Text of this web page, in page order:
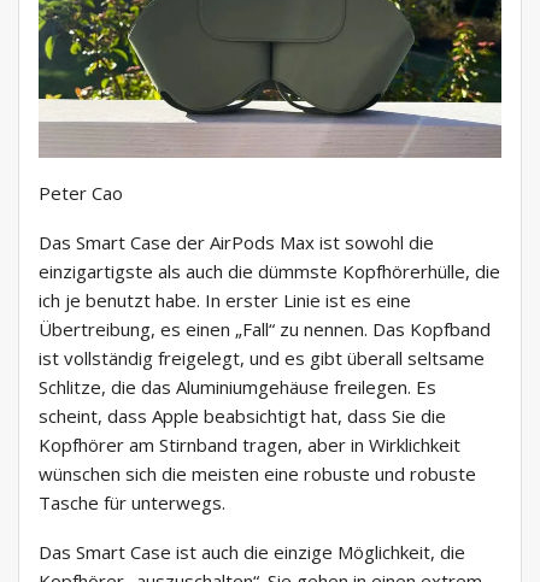
Peter Cao
Das Smart Case der AirPods Max ist sowohl die
einzigartigste als auch die dümmste Kopfhörerhülle, die
ich je benutzt habe. In erster Linie ist es eine
Übertreibung, es einen „Fall“ zu nennen. Das Kopfband
ist vollständig freigelegt, und es gibt überall seltsame
Schlitze, die das Aluminiumgehäuse freilegen. Es
scheint, dass Apple beabsichtigt hat, dass Sie die
Kopfhörer am Stirnband tragen, aber in Wirklichkeit
wünschen sich die meisten eine robuste und robuste
Tasche für unterwegs.
Das Smart Case ist auch die einzige Möglichkeit, die